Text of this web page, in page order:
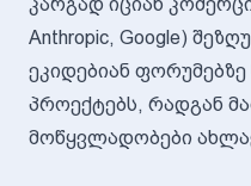
Anthropic, Google)
ეკიდებიან
პროექტებს, რადგან
მოწყვლადობები